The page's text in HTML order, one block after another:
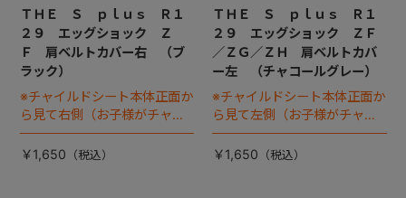
ＴＨＥ Ｓ ｐｌｕｓ Ｒ１
２９ エッグショック Ｚ
Ｆ 肩ベルトカバー右 （ブ
ラック）
※チャイルドシート本体正面か
ら見て右側（お子様がチャイ
ルドシートに座った状態で左
手側となります。)
￥1,650
ＴＨＥ Ｓ ｐｌｕｓ Ｒ１
２９ エッグショック ＺＦ
／ＺＧ／ＺＨ 肩ベルトカバ
ー左 （チャコールグレー）
※チャイルドシート本体正面か
ら見て左側（お子様がチャイ
ルドシートに座った状態で右
手側となります）
￥1,650